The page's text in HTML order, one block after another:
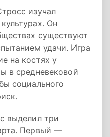
изучал
Он
существуют
удачи. Игра
на костях у
в средневековой
социального
выделил три
Первый —